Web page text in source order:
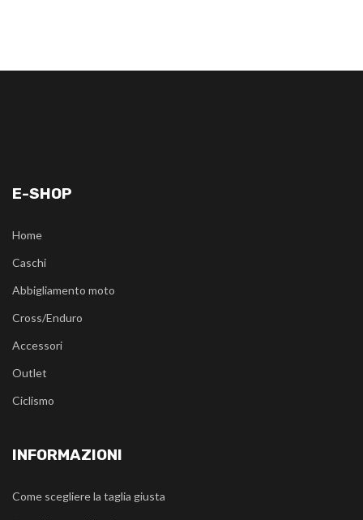
E-SHOP
Home
Caschi
Abbigliamento moto
Cross/Enduro
Accessori
Outlet
Ciclismo
INFORMAZIONI
Come scegliere la taglia giusta